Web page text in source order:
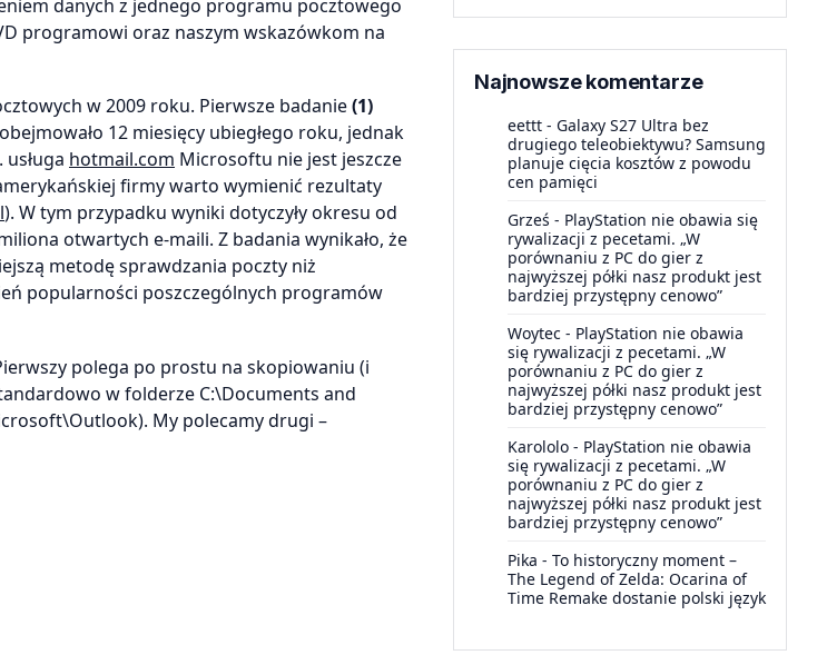
danych z jednego programu pocztowego
programowi oraz naszym wskazówkom na
w 2009 roku. Pierwsze badanie(1)
12 miesięcy ubiegłego roku, jednak
hotmail.com Microsoftu nie jest jeszcze
firmy warto wymienić rezultaty
). W tym przypadku wyniki dotyczyły okresu od
otwartych e-maili. Z badania wynikało, że
metodę sprawdzania poczty niż
popularności poszczególnych programów
polega po prostu na skopiowaniu (i
w folderze C:\Documents and
My polecamy drugi –
Najnowsze komentarze
eettt - Galaxy S27 Ultra bez
drugiego teleobiektywu? Samsung
planuje cięcia kosztów z powodu
cen pamięci
Grześ - PlayStation nie obawia się
rywalizacji z pecetami. „W
porównaniu z PC do gier z
najwyższej półki nasz produkt jest
bardziej przystępny cenowo”
Woytec - PlayStation nie obawia
się rywalizacji z pecetami. „W
porównaniu z PC do gier z
najwyższej półki nasz produkt jest
bardziej przystępny cenowo”
Karololo - PlayStation nie obawia
się rywalizacji z pecetami. „W
porównaniu z PC do gier z
najwyższej półki nasz produkt jest
bardziej przystępny cenowo”
Pika - To historyczny moment –
The Legend of Zelda: Ocarina of
Time Remake dostanie polski język